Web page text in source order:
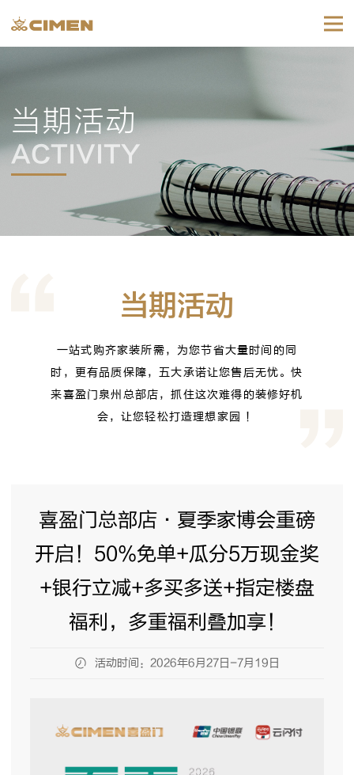
当期活动
ACTIVITY
当期活动
一站式购齐家装所需，为您节省大量时间的同
时，更有品质保障，五大承诺让您售后无忧。快
来喜盈门泉州总部店，抓住这次难得的装修好机
会，让您轻松打造理想家园 ！
喜盈门总部店·夏季家博会重磅
开启！50%免单+瓜分5万现金奖
+银行立减+多买多送+指定楼盘
福利，多重福利叠加享！
活动时间：2026年6月27日-7月19日